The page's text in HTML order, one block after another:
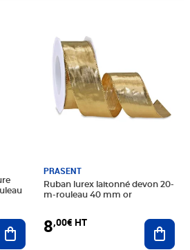
Ajouter au panier
PRASENT
Ruban lurex laitonné devon 20-
m-rouleau 40 mm or
8,00€ HT